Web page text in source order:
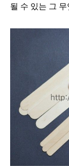
될 수 있는 그